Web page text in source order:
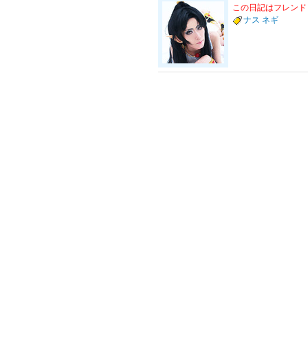
この日記はフレン
ナス ネギ